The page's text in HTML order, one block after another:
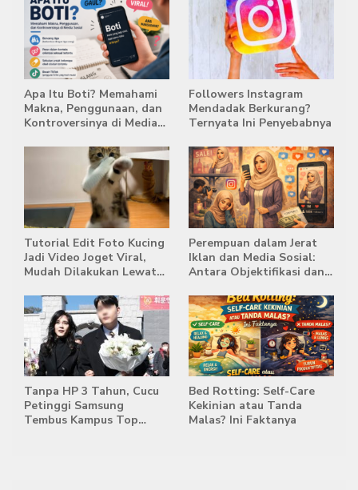
Apa Itu Boti? Memahami
Makna, Penggunaan, dan
Kontroversinya di Media
Followers Instagram
Mendadak Berkurang?
Ternyata Ini Penyebabnya
Tutorial Edit Foto Kucing
Jadi Video Joget Viral,
Mudah Dilakukan Lewat
Perempuan dalam Jerat
Iklan dan Media Sosial:
Antara Objektifikasi dan
Tanpa HP 3 Tahun, Cucu
Petinggi Samsung
Tembus Kampus Top
Bed Rotting: Self-Care
Kekinian atau Tanda
Malas? Ini Faktanya